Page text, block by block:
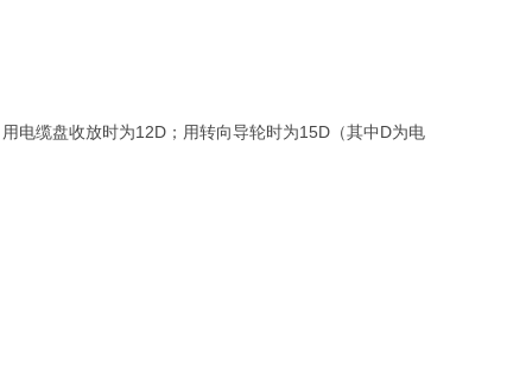
电缆盘收放时为12D；用转向导轮时为15D（其中D为电